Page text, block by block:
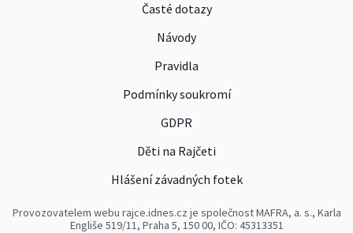
Časté dotazy
Návody
Pravidla
Podmínky soukromí
GDPR
Děti na Rajčeti
Hlášení závadných fotek
Provozovatelem webu rajce.idnes.cz je společnost MAFRA, a. s., Karla
Engliše 519/11, Praha 5, 150 00, IČO: 45313351